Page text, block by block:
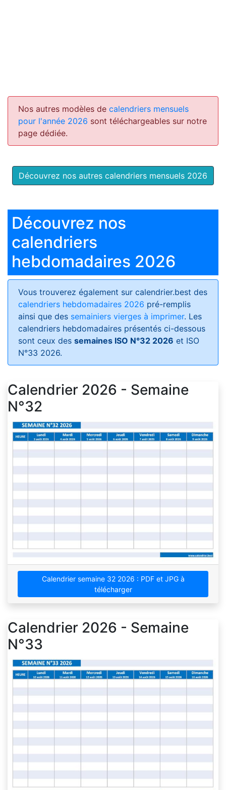
Nos autres modèles de calendriers mensuels
pour l'année 2026 sont téléchargeables sur notre
page dédiée.
Découvrez nos autres calendriers mensuels 2026
Découvrez nos
calendriers
hebdomadaires 2026
Vous trouverez également sur calendrier.best des
calendriers hebdomadaires 2026 pré-remplis
ainsi que des semainiers vierges à imprimer. Les
calendriers hebdomadaires présentés ci-dessous
sont ceux des semaines ISO N°32 2026 et ISO
N°33 2026.
Calendrier 2026 - Semaine
N°32
Calendrier semaine 32 2026 : PDF et JPG à
télécharger
Calendrier 2026 - Semaine
N°33